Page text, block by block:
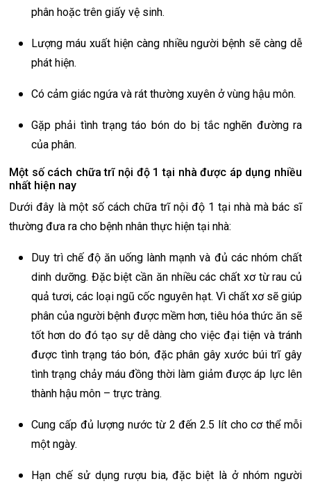
phân hoặc trên giấy vệ sinh.
Lượng máu xuất hiện càng nhiều người bệnh sẽ càng dễ
phát hiện.
Có cảm giác ngứa và rát thường xuyên ở vùng hậu môn.
Gặp phải tình trạng táo bón do bị tắc nghẽn đường ra
của phân.
Một số cách chữa trĩ nội độ 1 tại nhà được áp dụng nhiều
nhất hiện nay
Dưới đây là một số cách chữa trĩ nội độ 1 tại nhà mà bác sĩ
thường đưa ra cho bệnh nhân thực hiện tại nhà:
Duy trì chế độ ăn uống lành mạnh và đủ các nhóm chất
dinh dưỡng. Đặc biệt cần ăn nhiều các chất xơ từ rau củ
quả tươi, các loại ngũ cốc nguyên hạt. Vì chất xơ sẽ giúp
phân của người bệnh được mềm hơn, tiêu hóa thức ăn sẽ
tốt hơn do đó tạo sự dễ dàng cho việc đại tiện và tránh
được tình trạng táo bón, đặc phân gây xước búi trĩ gây
tình trạng chảy máu đồng thời làm giảm được áp lực lên
thành hậu môn – trực tràng.
Cung cấp đủ lượng nước từ 2 đến 2.5 lít cho cơ thể mỗi
một ngày.
Hạn chế sử dụng rượu bia, đặc biệt là ở nhóm người